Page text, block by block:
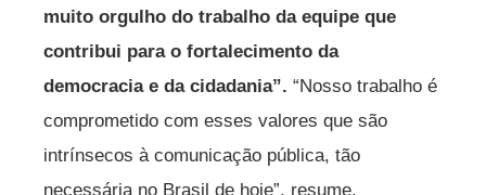
muito orgulho do trabalho da equipe que
contribui para o fortalecimento da
democracia e da cidadania”. “Nosso trabalho é
comprometido com esses valores que são
intrínsecos à comunicação pública, tão
necessária no Brasil de hoje”, resume.